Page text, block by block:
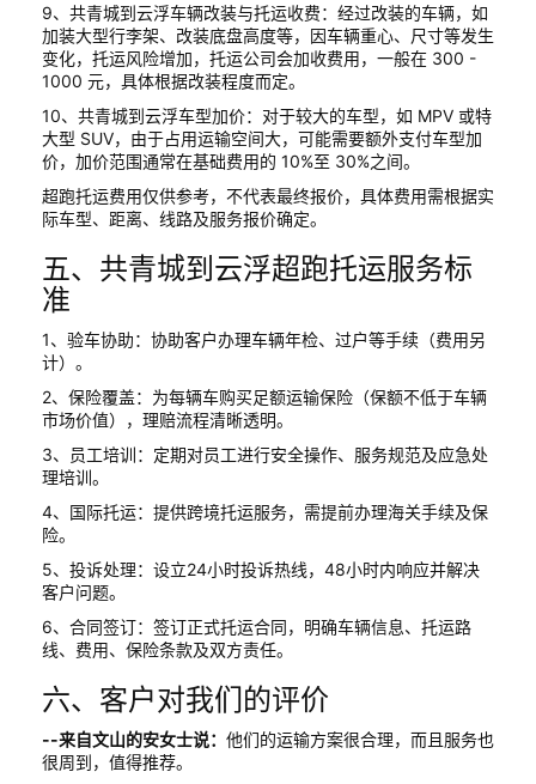
9、共青城到云浮车辆改装与托运收费：经过改装的车辆，如
加装大型行李架、改装底盘高度等，因车辆重心、尺寸等发生
变化，托运风险增加，托运公司会加收费用，一般在 300 -
1000 元，具体根据改装程度而定。
10、共青城到云浮车型加价：对于较大的车型，如 MPV 或特
大型 SUV，由于占用运输空间大，可能需要额外支付车型加
价，加价范围通常在基础费用的 10%至 30%之间。
超跑托运费用仅供参考，不代表最终报价，具体费用需根据实
际车型、距离、线路及服务报价确定。
五、共青城到云浮超跑托运服务标
准
1、验车协助：协助客户办理车辆年检、过户等手续（费用另
计）。
2、保险覆盖：为每辆车购买足额运输保险（保额不低于车辆
市场价值），理赔流程清晰透明。
3、员工培训：定期对员工进行安全操作、服务规范及应急处
理培训。
4、国际托运：提供跨境托运服务，需提前办理海关手续及保
险。
5、投诉处理：设立24小时投诉热线，48小时内响应并解决
客户问题。
6、合同签订：签订正式托运合同，明确车辆信息、托运路
线、费用、保险条款及双方责任。
六、客户对我们的评价
--来自文山的安女士说： 他们的运输方案很合理，而且服务也
很周到，值得推荐。